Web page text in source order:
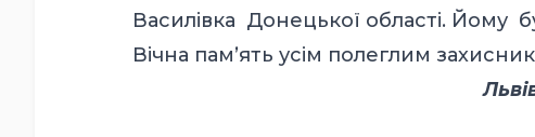
Василівка Донецької області. Йому
Вічна памʼять усім полеглим